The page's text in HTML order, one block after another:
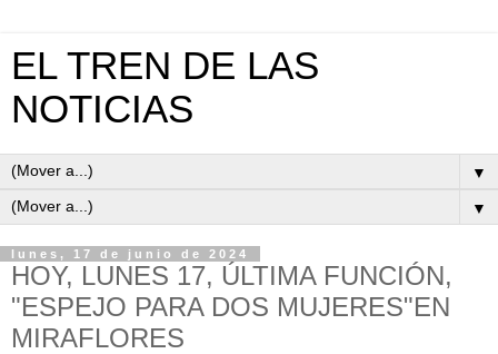
EL TREN DE LAS
NOTICIAS
▼
▼
lunes, 17 de junio de 2024
HOY, LUNES 17, ÚLTIMA FUNCIÓN,
"ESPEJO PARA DOS MUJERES"EN
MIRAFLORES